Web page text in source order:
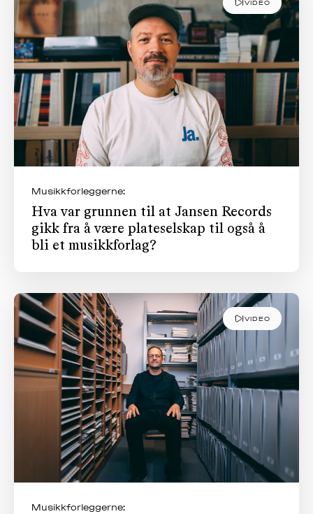
VIDEO
Musikkforleggerne:
Hva var grunnen til at Jansen Records
gikk fra å være plateselskap til også å
bli et musikkforlag?
VIDEO
Musikkforleggerne: